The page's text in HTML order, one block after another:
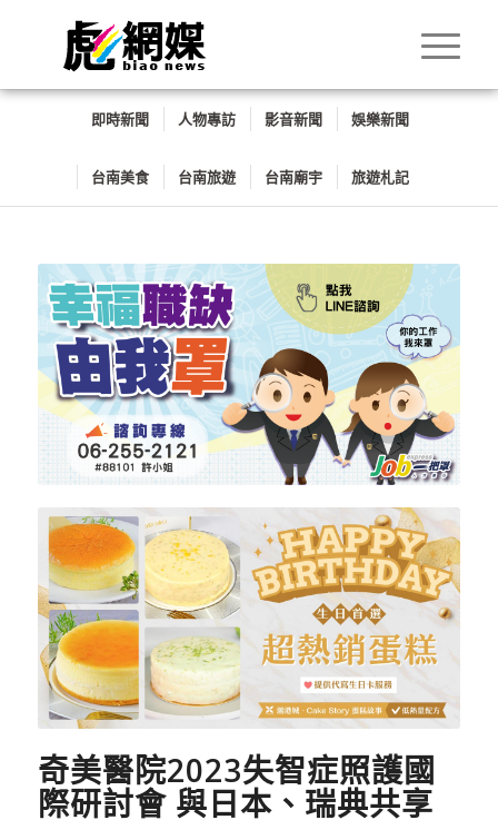
即時新聞 人物專訪 影音新聞 娛樂新聞
台南美食 台南旅遊 台南廟宇 旅遊札記
奇美醫院2023失智症照護國
際研討會 與日本、瑞典共享